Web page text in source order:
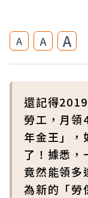
A A A
還記得
勞工，月
年金王」，
了！據悉，
竟然能領多
為新的「勞